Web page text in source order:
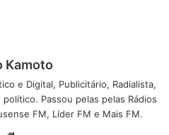
Kamoto
e Digital, Publicitário, Radialista,
Passou pelas pelas Rádios
FM, Líder FM e Mais FM.